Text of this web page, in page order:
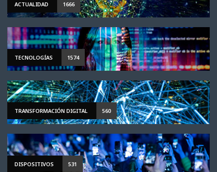
ACTUALIDAD 1666
TECNOLOGÍAS 1574
TRANSFORMACIÓN DIGITAL 560
DISPOSITIVOS 531